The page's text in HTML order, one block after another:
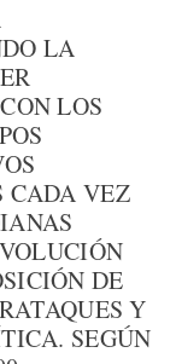
LA
LOS
CADA VEZ
DE
Y
SEGÚN